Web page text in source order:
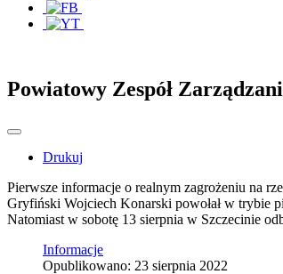
Powiatowy Zespół
Drukuj
Pierwsze informacje o realnym zagrożeniu na
Gryfiński Wojciech Konarski powołał w trybie
Natomiast w sobotę 13 sierpnia w Szczecinie
Informacje
Opublikowano: 23 sierpnia 2022